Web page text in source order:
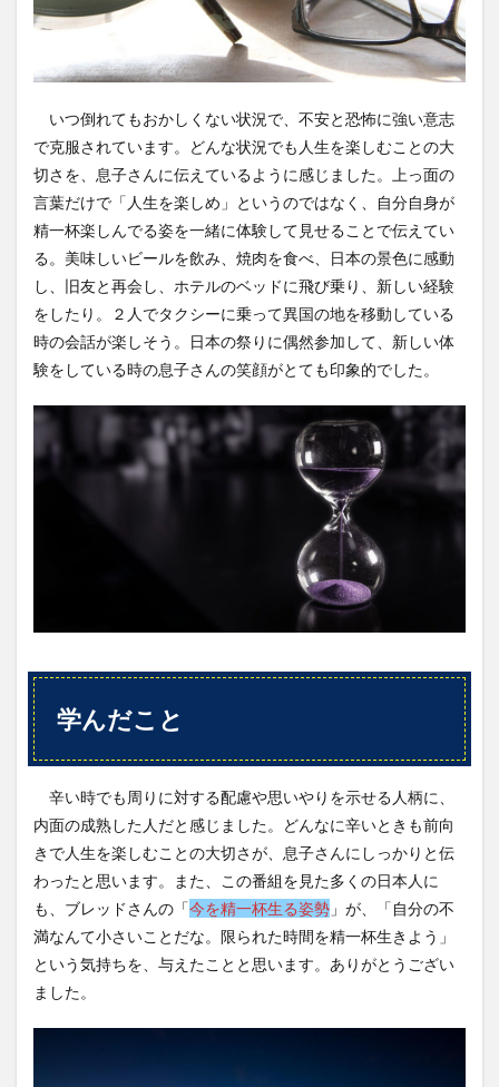
いつ倒れてもおかしくない状況で、不安と恐怖に強い意志
で克服されています。どんな状況でも人生を楽しむことの大
切さを、息子さんに伝えているように感じました。上っ面の
言葉だけで「人生を楽しめ」というのではなく、自分自身が
精一杯楽しんでる姿を一緒に体験して見せることで伝えてい
る。美味しいビールを飲み、焼肉を食べ、日本の景色に感動
し、旧友と再会し、ホテルのベッドに飛び乗り、新しい経験
をしたり。２人でタクシーに乗って異国の地を移動している
時の会話が楽しそう。日本の祭りに偶然参加して、新しい体
験をしている時の息子さんの笑顔がとても印象的でした。
学んだこと
辛い時でも周りに対する配慮や思いやりを示せる人柄に、
内面の成熟した人だと感じました。どんなに辛いときも前向
きで人生を楽しむことの大切さが、息子さんにしっかりと伝
わったと思います。また、この番組を見た多くの日本人に
も、ブレッドさんの「今を精一杯生る姿勢 」が、「自分の不
満なんて小さいことだな。限られた時間を精一杯生きよう」
という気持ちを、与えたことと思います。ありがとうござい
ました。